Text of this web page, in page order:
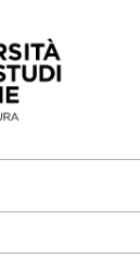
principale